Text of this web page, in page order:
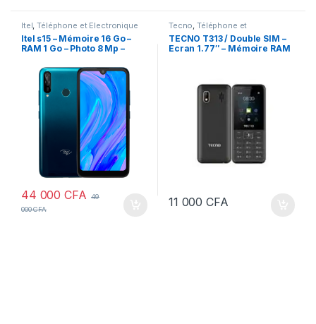
Itel ,Téléphone et Electronique
Itel s15 – Mémoire 16 Go –
RAM 1 Go – Photo 8 Mp –
44 000CFA
49
000CFA
Tecno ,Téléphone et
Electronique
TECNO T313 / Double SIM –
Ecran 1.77″ – Mémoire RAM
11 000CFA